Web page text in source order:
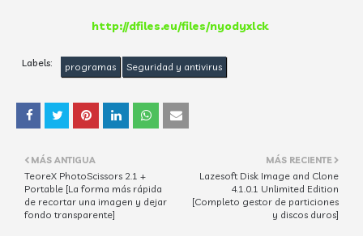
http://dfiles.eu/files/nyodyxlck
Labels: programas Seguridad y antivirus
MÁS RECIENTE
Lazesoft Disk Image and Clone
4.1.0.1 Unlimited Edition
[Completo gestor de particiones
y discos duros]
MÁS ANTIGUA
TeoreX PhotoScissors 2.1 +
Portable [La forma más rápida
de recortar una imagen y dejar
fondo transparente]